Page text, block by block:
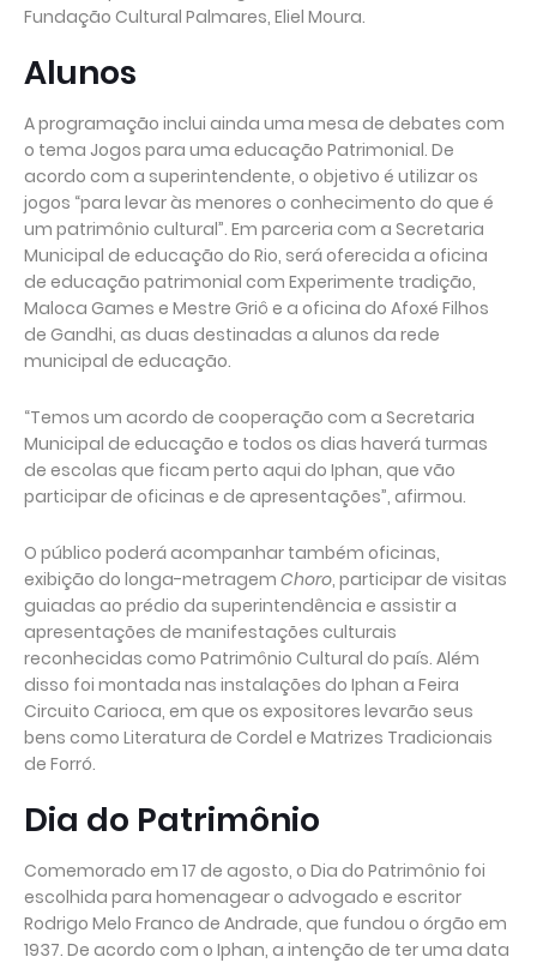
Fundação Cultural Palmares, Eliel Moura.
Alunos
A programação inclui ainda uma mesa de debates com
o tema Jogos para uma educação Patrimonial. De
acordo com a superintendente, o objetivo é utilizar os
jogos “para levar às menores o conhecimento do que é
um patrimônio cultural”. Em parceria com a Secretaria
Municipal de educação do Rio, será oferecida a oficina
de educação patrimonial com Experimente tradição,
Maloca Games e Mestre Griô e a oficina do Afoxé Filhos
de Gandhi, as duas destinadas a alunos da rede
municipal de educação.
“Temos um acordo de cooperação com a Secretaria
Municipal de educação e todos os dias haverá turmas
de escolas que ficam perto aqui do Iphan, que vão
participar de oficinas e de apresentações”, afirmou.
O público poderá acompanhar também oficinas,
exibição do longa-metragem Choro, participar de visitas
guiadas ao prédio da superintendência e assistir a
apresentações de manifestações culturais
reconhecidas como Patrimônio Cultural do país. Além
disso foi montada nas instalações do Iphan a Feira
Circuito Carioca, em que os expositores levarão seus
bens como Literatura de Cordel e Matrizes Tradicionais
de Forró.
Dia do Patrimônio
Comemorado em 17 de agosto, o Dia do Patrimônio foi
escolhida para homenagear o advogado e escritor
Rodrigo Melo Franco de Andrade, que fundou o órgão em
1937. De acordo com o Iphan, a intenção de ter uma data